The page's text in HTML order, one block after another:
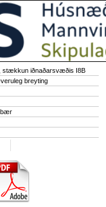
stækkun iðnaðarsvæðis I8B
breyting